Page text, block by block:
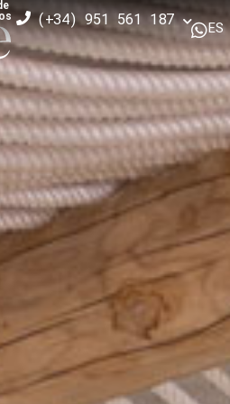
(+34) 951 561 187 ES